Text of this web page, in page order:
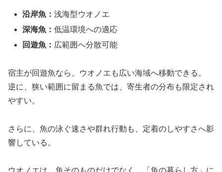
沿岸魚：浅海型ウオノエ
深海魚：低温環境への適応
回遊魚： 広範囲へ分散可能
宿主が回遊魚なら、ウオノエも広い海域へ移動できる。
逆に、狭い範囲に留まる魚では、寄生者の分布も限定され
やすい。
さらに、魚の泳ぐ速さや群れ行動も、定着のしやすさへ影
響している。